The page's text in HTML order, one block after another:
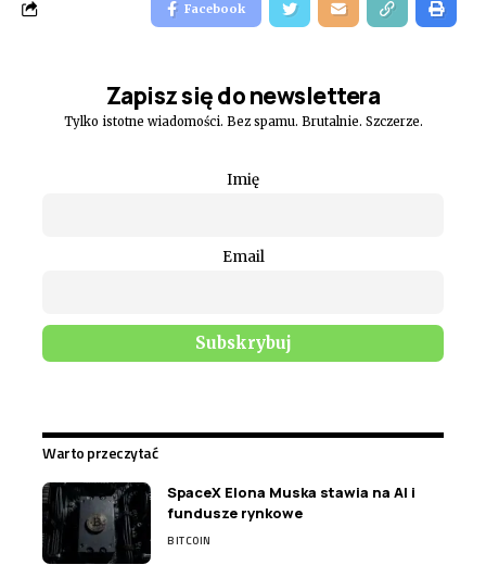
Facebook
Zapisz się do newslettera
Tylko istotne wiadomości. Bez spamu. Brutalnie. Szczerze.
Imię
Email
Warto przeczytać
SpaceX Elona Muska stawia na AI i
fundusze rynkowe
BITCOIN